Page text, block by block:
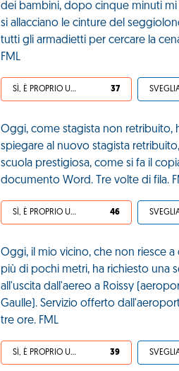
dei bambini, dopo cinque minuti
si allacciano le cinture del
tutti gli armadietti per cercare la
FML
SÌ, È PROPRIO UNA VDM! 37
Oggi, come stagista non retribuito,
spiegare al nuovo stagista
scuola prestigiosa, come si fa il
documento Word. Tre volte di fila.
SÌ, È PROPRIO UNA VDM! 46
Oggi, il mio vicino, che non riesce a
più di pochi metri, ha richiesto una
all'uscita dall'aereo a Roissy
Gaulle). Servizio offerto
tre ore. FML
SÌ, È PROPRIO UNA VDM! 39